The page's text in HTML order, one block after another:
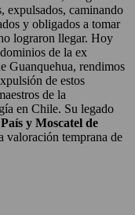
expulsados, caminando
y obligados a tomar
lograron llegar. Hoy
de la ex
Guanquehua, rendimos
de estos
de la
en Chile. Su legado
País y Moscatel de
valoración temprana de